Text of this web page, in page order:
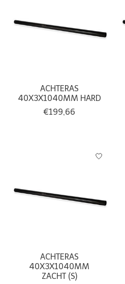
ACHTERAS
40X3X1040MM HARD
€199,66
ACHTERAS
40X3X1040MM
ZACHT (S)